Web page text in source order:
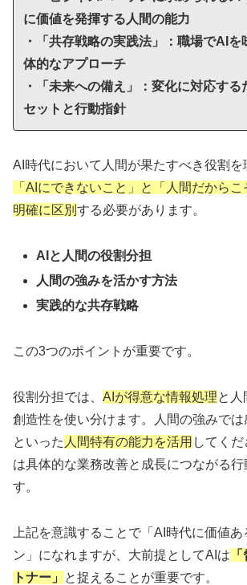
に価値を発揮する人間の能力
・「共存戦略の実践法」：職場でAIを
体的なアプローチ
・「未来への備え」：変化に対応する
セットと行動指針
AI時代において人間が果たすべき役割を
「AIにできないこと」と「人間だから
明確に区別 する必要があります。
AIと人間の役割分担
人間の強みを活かす方法
実践的な共存戦略
この3つのポイントが重要です。
役割分担では、 AIが得意な情報処理と人
創造性を使い分けます。人間の強みで
といった 人間特有の能力を活用 してく
は具体的な業務改善と成長につながる行
す。
上記を意識することで「AI時代に価値
ン」になれますが、大前提としてAIは
トナー」
と捉えることが重要です。